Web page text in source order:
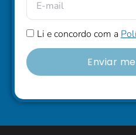
Li e concordo com a
Enviar